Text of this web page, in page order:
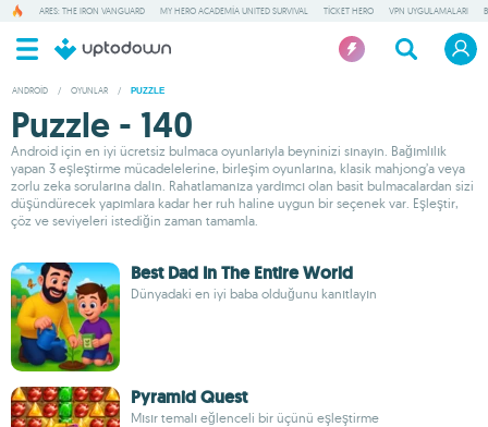
ARES: THE IRON VANGUARD MY HERO ACADEMIA UNITED SURVIVAL TICKET HERO VPN UYGULAMALARI
ANDROID / OYUNLAR / PUZZLE
Puzzle - 140
Android için en iyi ücretsiz bulmaca oyunlarıyla beyninizi sınayın. Bağımlılık
yapan 3 eşleştirme mücadelelerine, birleşim oyunlarına, klasik mahjong’a veya
zorlu zeka sorularına dalın. Rahatlamanıza yardımcı olan basit bulmacalardan sizi
düşündürecek yapımlara kadar her ruh haline uygun bir seçenek var. Eşleştir,
çöz ve seviyeleri istediğin zaman tamamla.
Best Dad In The Entire World
Dünyadaki en iyi baba olduğunu kanıtlayın
Pyramid Quest
Mısır temalı eğlenceli bir üçünü eşleştirme